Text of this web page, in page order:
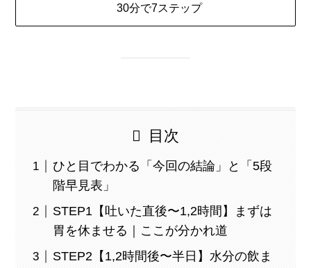
30分で7ステップ
目次
ひと目でわかる「今回の結論」と「5段
階早見表」
STEP1【吐いた直後〜1,2時間】まずは
胃を休ませる｜ここが分かれ道
STEP2【1,2時間後〜半日】水分の飲ま